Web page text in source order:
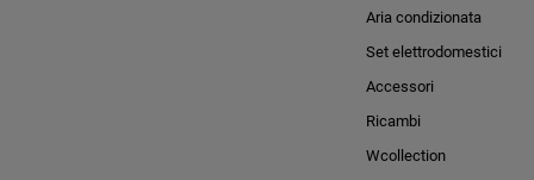
Aria condizionata
Set elettrodomestici
Accessori
Ricambi
Wcollection